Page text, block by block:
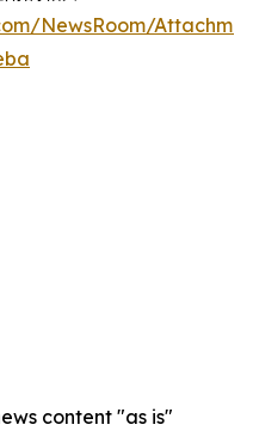
NewsRoom/
content "as is"